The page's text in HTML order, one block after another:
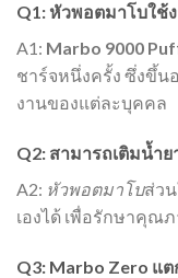
Q1: หัวพอตมาโบใช้
A1: Marbo 9000
ชาร์จหนึ่งครั้ง ซึ่งขึ้น
งานของแต่ละบุคคล
Q2: สามารถเติมน้ำย
A2: หัวพอตมาโบส่ว
เองได้ เพื่อรักษาคุณ
Q3: Marbo Zero แ